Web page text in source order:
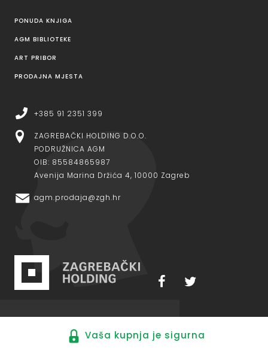
PONUDA KNJIGA
AGM BIBLIOTEKE
ART PRIBOR
PRODAJNA MJESTA
+385 91 2351 399
ZAGREBAČKI HOLDING D.O.O.
PODRUŽNICA AGM
OIB: 85584865987
Avenija Marina Držića 4, 10000 Zagreb
agm.prodaja@zgh.hr
Vaša kupnja je sigurna